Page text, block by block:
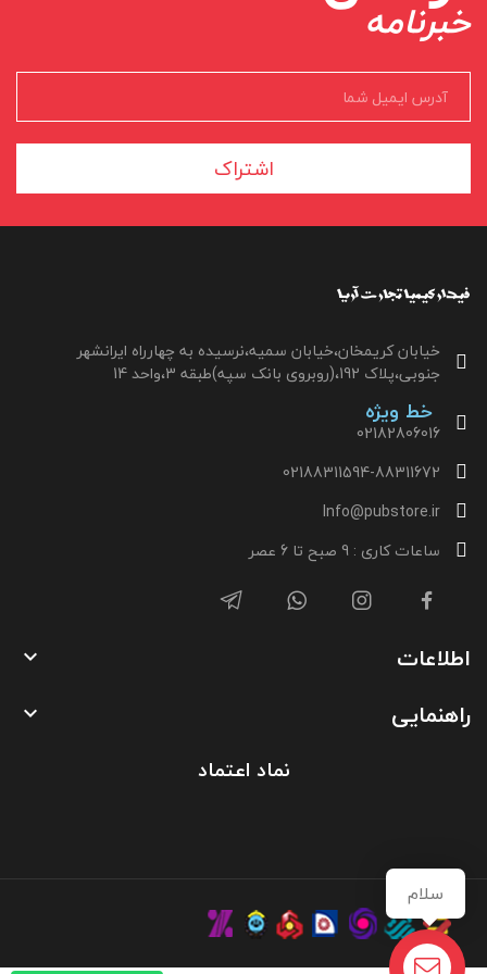
خبرنامه
اشتراک
خیابان کریمخان،خیابان سمیه،نرسیده به چهارراه ایرانشهر
جنوبی،پلاک 192،(روبروی بانک سپه)طبقه 3،واحد 14
خط ویژه
02182806016
02188311594-88311672
Info@pubstore.ir
ساعات کاری : 9 صبح تا 6 عصر
اطلاعات 
راهنمایی 
نماد اعتماد
سلام